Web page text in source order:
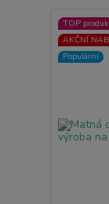
TOP
AKČNÍ
Populární